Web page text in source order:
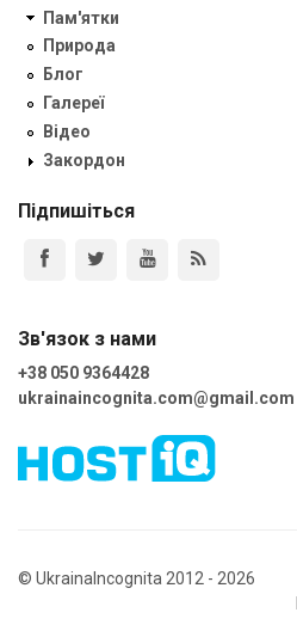
Пам'ятки
Природа
Блог
Галереї
Відео
Закордон
Підпишіться
Зв'язок з нами
+38 050 9364428
ukrainaincognita.com@gmail.com
© UkrainaIncognita 2012 - 2026